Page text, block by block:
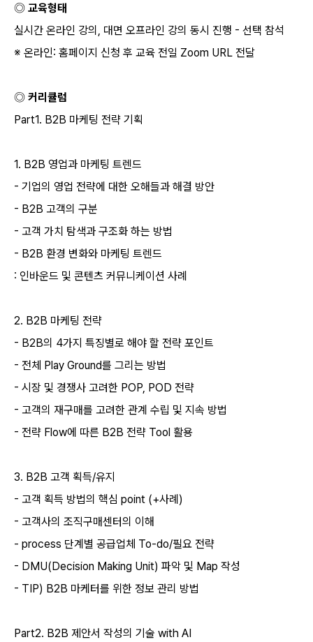
◎ 교육형태
실시간 온라인 강의 , 대면 오프라인 강의 동시 진행 - 선택 참석
※ 온라인: 홈페이지 신청 후 교육 전일 Zoom URL 전달
◎ 커리큘럼
Part1. B2B 마케팅 전략 기획
1. B2B 영업과 마케팅 트렌드
- 기업의 영업 전략에 대한 오해들과 해결 방안
- B2B 고객의 구분
- 고객 가치 탐색과 구조화 하는 방법
- B2B 환경 변화와 마케팅 트렌드
: 인바운드 및 콘텐츠 커뮤니케이션 사례
2. B2B 마케팅 전략
- B2B의 4가지 특징별로 해야 할 전략 포인트
- 전체 Play Ground를 그리는 방법
- 시장 및 경쟁사 고려한 POP, POD 전략
- 고객의 재구매를 고려한 관계 수립 및 지속 방법
- 전략 Flow에 따른 B2B 전략 Tool 활용
3. B2B 고객 획득/유지
- 고객 획득 방법의 핵심 point (+사례)
- 고객사의 조직구매센터의 이해
- process 단계별 공급업체 To-do/필요 전략
- DMU(Decision Making Unit) 파악 및 Map 작성
- TIP) B2B 마케터를 위한 정보 관리 방법
Part2. B2B 제안서 작성의 기술 with AI